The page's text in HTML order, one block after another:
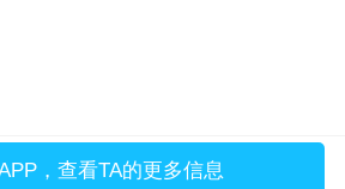
，查看TA的更多信息